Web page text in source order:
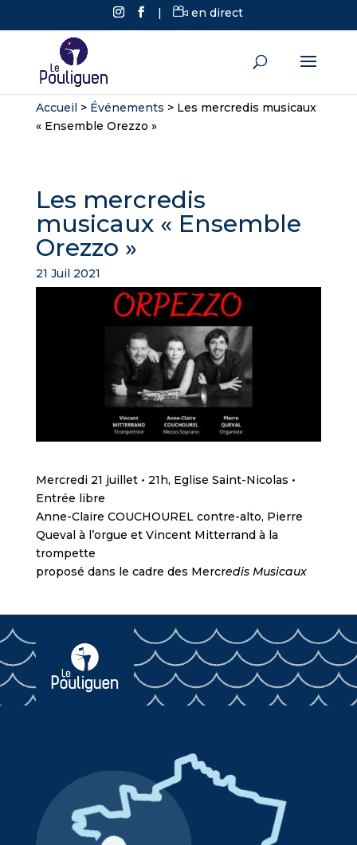
| en direct
Accueil> Événements > Les mercredis musicaux
« Ensemble Orezzo »
Les mercredis
musicaux « Ensemble
Orezzo »
21 Juil 2021
Mercredi 21 juillet • 21h, Eglise Saint-Nicolas •
Entrée libre
Anne-Claire COUCHOUREL contre-alto, Pierre
Queval à l’orgue et Vincent Mitterrand à la
trompette
proposé dans le cadre des Mercredis Musicaux